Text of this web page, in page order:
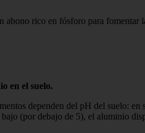
abono rico en fósforo para fomentar
en el suelo.
dependen del pH del suelo: en
(por debajo de 5), el aluminio